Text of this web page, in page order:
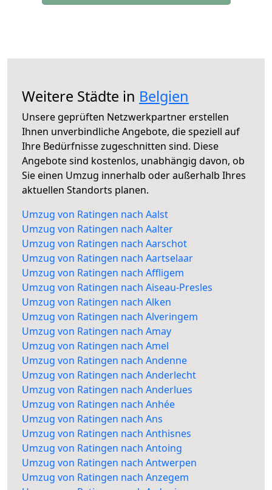
Weitere Städte in Belgien
Unsere geprüften Netzwerkpartner erstellen
Ihnen unverbindliche Angebote, die speziell auf
Ihre Bedürfnisse zugeschnitten sind. Diese
Angebote sind kostenlos, unabhängig davon, ob
Sie einen Umzug innerhalb oder außerhalb Ihres
aktuellen Standorts planen.
Umzug von Ratingen nach Aalst
Umzug von Ratingen nach Aalter
Umzug von Ratingen nach Aarschot
Umzug von Ratingen nach Aartselaar
Umzug von Ratingen nach Affligem
Umzug von Ratingen nach Aiseau-Presles
Umzug von Ratingen nach Alken
Umzug von Ratingen nach Alveringem
Umzug von Ratingen nach Amay
Umzug von Ratingen nach Amel
Umzug von Ratingen nach Andenne
Umzug von Ratingen nach Anderlecht
Umzug von Ratingen nach Anderlues
Umzug von Ratingen nach Anhée
Umzug von Ratingen nach Ans
Umzug von Ratingen nach Anthisnes
Umzug von Ratingen nach Antoing
Umzug von Ratingen nach Antwerpen
Umzug von Ratingen nach Anzegem